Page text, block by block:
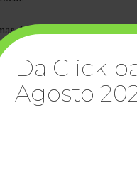
de movilidad compartida
en generadores que
de sostenibilidad
eventos mediante
Da Click
Agosto